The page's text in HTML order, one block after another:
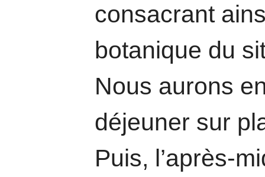
consacrant
botanique du
Nous aurons
déjeuner sur
Puis, l’après-